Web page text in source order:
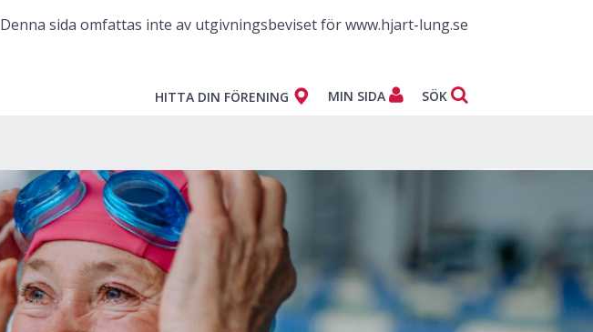
Denna sida omfattas inte av utgivningsbeviset för www.hjart-lung.se
HITTA DIN FÖRENING MIN SIDA SÖK